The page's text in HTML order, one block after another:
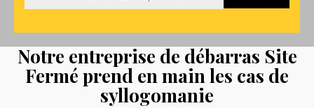
Notre entreprise de débarras Site
Fermé prend en main les cas de
syllogomanie